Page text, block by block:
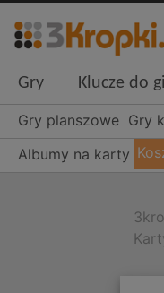
Gry Klucze do
Gry planszowe Gry
Albumy na karty